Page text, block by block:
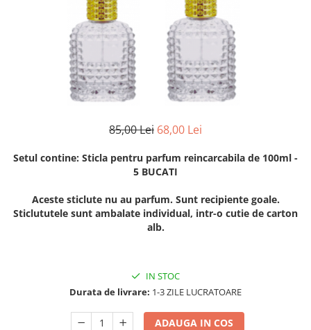
85,00 Lei 68,00 Lei
Setul contine: Sticla pentru parfum reincarcabila de 100ml -
5 BUCATI
Aceste sticlute nu au parfum. Sunt recipiente goale.
Sticlututele sunt ambalate individual, intr-o cutie de carton
alb.
IN STOC
Durata de livrare: 1-3 ZILE LUCRATOARE
ADAUGA IN COS